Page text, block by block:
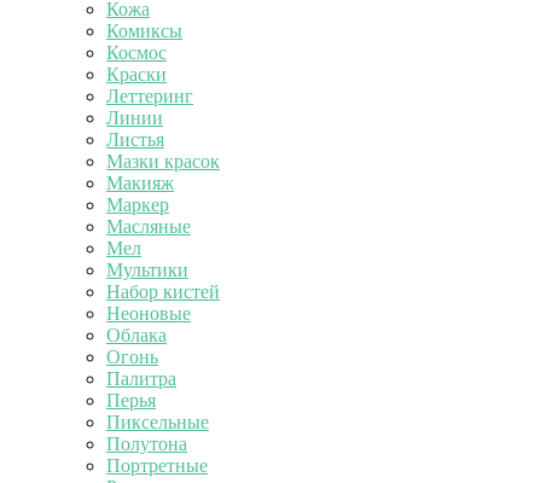
Кожа
Комиксы
Космос
Краски
Леттеринг
Линии
Листья
Мазки красок
Макияж
Маркер
Масляные
Мел
Мультики
Набор кистей
Неоновые
Облака
Огонь
Палитра
Перья
Пиксельные
Полутона
Портретные